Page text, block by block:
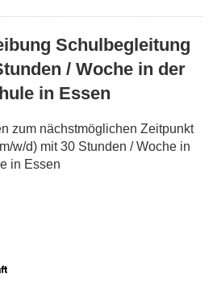
Schulbegleitung
/ Woche in der
in Essen
zum nächstmöglichen Zeitpunkt
w/d) mit 30 Stunden / Woche in
in Essen